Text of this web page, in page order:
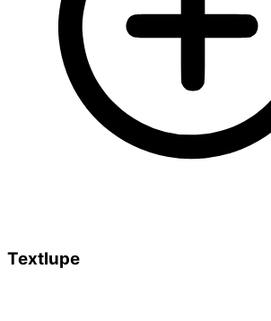
Textlupe